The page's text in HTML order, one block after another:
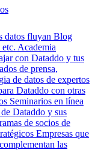
datos fluyan Blog
Academia
con Dataddo y tus
de prensa,
de datos de expertos
Dataddo con otras
Seminarios en línea
Dataddo y sus
de socios de
Empresas que
las